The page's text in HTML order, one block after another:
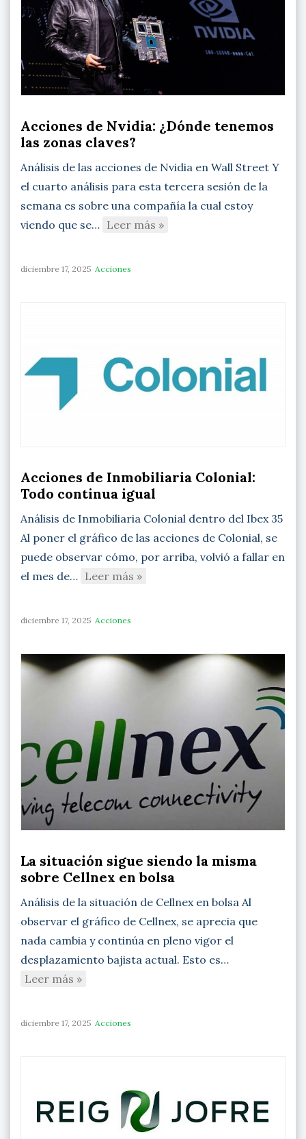
Acciones de Nvidia: ¿Dónde tenemos
las zonas claves?
Análisis de las acciones de Nvidia en Wall Street Y
el cuarto análisis para esta tercera sesión de la
semana es sobre una compañía la cual estoy
viendo que se… Leer más »
diciembre 17, 2025 Acciones
Acciones de Inmobiliaria Colonial:
Todo continua igual
Análisis de Inmobiliaria Colonial dentro del Ibex 35
Al poner el gráfico de las acciones de Colonial, se
puede observar cómo, por arriba, volvió a fallar en
el mes de… Leer más »
diciembre 17, 2025 Acciones
La situación sigue siendo la misma
sobre Cellnex en bolsa
Análisis de la situación de Cellnex en bolsa Al
observar el gráfico de Cellnex, se aprecia que
nada cambia y continúa en pleno vigor el
desplazamiento bajista actual. Esto es…
Leer más »
diciembre 17, 2025 Acciones